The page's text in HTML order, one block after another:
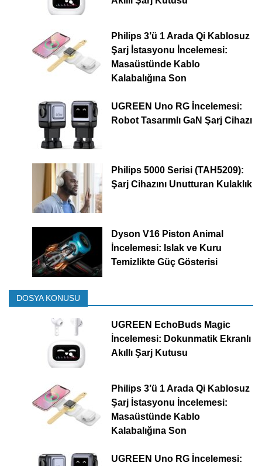
Philips 3’ü 1 Arada Qi Kablosuz
Şarj İstasyonu İncelemesi:
Masaüstünde Kablo
Kalabalığına Son
UGREEN Uno RG İncelemesi:
Robot Tasarımlı GaN Şarj Cihazı
Philips 5000 Serisi (TAH5209):
Şarj Cihazını Unutturan Kulaklık
Dyson V16 Piston Animal
İncelemesi: Islak ve Kuru
Temizlikte Güç Gösterisi
DOSYA KONUSU
UGREEN EchoBuds Magic
İncelemesi: Dokunmatik Ekranlı
Akıllı Şarj Kutusu
Philips 3’ü 1 Arada Qi Kablosuz
Şarj İstasyonu İncelemesi:
Masaüstünde Kablo
Kalabalığına Son
UGREEN Uno RG İncelemesi: